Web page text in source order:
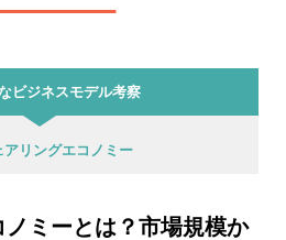
ビジネスモデル考察
アリングエコノミー
ミーとは？市場規模か